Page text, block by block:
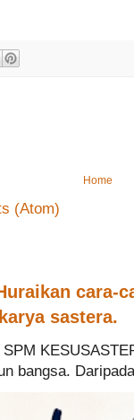
Home
(Atom)
cara-
sastera.
bangsa.